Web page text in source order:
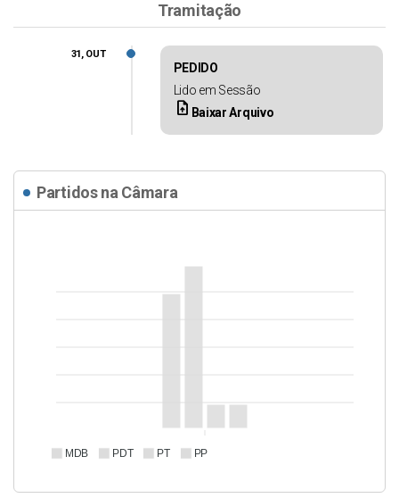
Tramitação
PEDIDO
Lido em Sessão
upload_file Baixar Arquivo
31, OUT
Partidos na Câmara
MDB PDT PT PP